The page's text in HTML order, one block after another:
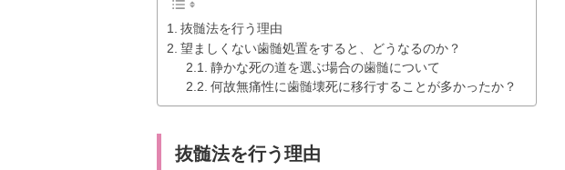
抜髄法を行う理由
望ましくない歯髄処置をすると、どうなるのか？
静かな死の道を選ぶ場合の歯髄について
何故無痛性に歯髄壊死に移行することが多かったか？
抜髄法を行う理由